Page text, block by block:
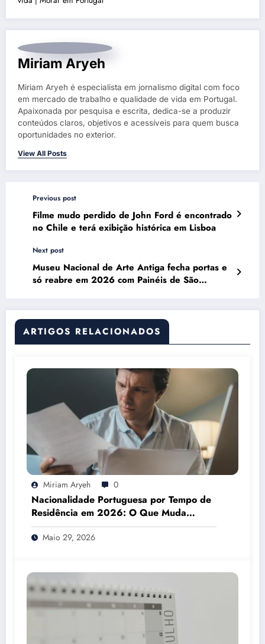
Miriam Aryeh
Miriam Aryeh é especialista em jornalismo digital com foco
em mercado de trabalho e qualidade de vida em Portugal.
Apaixonada por pesquisa e escrita, dedica-se a produzir
conteúdos claros, objetivos e acessíveis para quem busca
oportunidades no exterior.
View All Posts
Previous post
Filme mudo perdido de John Ford é encontrado
no Chile e terá exibição histórica em Lisboa
Next post
Museu Nacional de Arte Antiga fecha portas e
só reabre em 2026 com Painéis de São
ARTIGOS RELACIONADOS
Miriam Aryeh 0
Nacionalidade Portuguesa por Tempo de
Residência em 2026: O Que Muda
Mesmo
Maio 29, 2026